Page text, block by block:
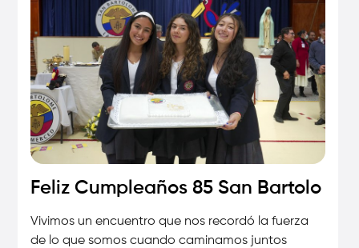
Feliz Cumpleaños 85 San Bartolo
Vivimos un encuentro que nos recordó la fuerza
de lo que somos cuando caminamos juntos